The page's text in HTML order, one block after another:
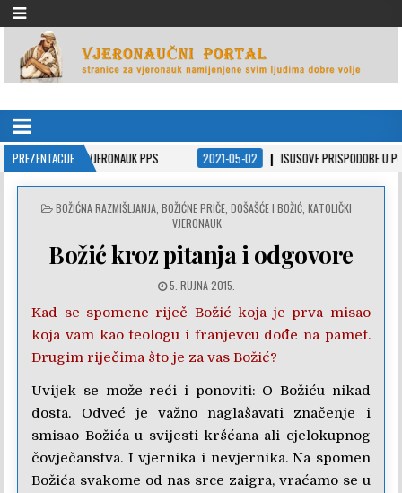
VJERONAUČNI PORTAL
PREZENTACIJE2021-05-02 ISUSOVE PRISPODOBE U POWERPOINT PREZENTACIJAMA
POSTED
BOŽIĆNA RAZMIŠLJANJA BOŽIĆNE PRIČE DOŠAŠĆE I BOŽIĆ KATOLIČKI
VJERONAUK
Božić kroz pitanja i odgovore
5. RUJNA 2015.
Kad se spomene riječ Božić koja je prva misao
koja vam kao teologu i franjevcu dođe na pamet.
Drugim riječima što je za vas Božić?
Uvijek se može reći i ponoviti: O Božiću nikad
dosta. Odveć je važno naglašavati značenje i
smisao Božića u svijesti kršćana ali cjelokupnog
čovječanstva. I vjernika i nevjernika. Na spomen
Božića svakome od nas srce zaigra, vraćamo se u